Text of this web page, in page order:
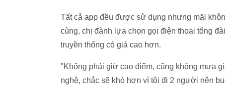
Tất cả app đều được sử dụng nhưng mãi
cùng, chị đành lựa chọn gọi điện thoại tổng
truyền thống có giá cao hơn.
"Không phải giờ cao điểm, cũng không mưa
nghệ, chắc sẽ khó hơn vì tôi đi 2 người nên